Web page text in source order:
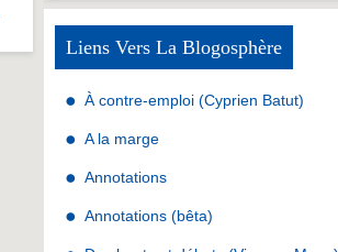
Liens Vers La Blogosphère
À contre-emploi (Cyprien Batut)
A la marge
Annotations
Annotations (bêta)